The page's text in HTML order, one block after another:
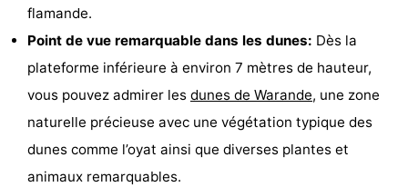
faire
d'intérêt
Musées
Monuments
Points
de
Attractions
flamande.
Point de vue remarquable dans les dunes: Dès la
plateforme inférieure à environ 7 mètres de hauteur,
vous pouvez admirer les dunes de Warande, une zone
naturelle précieuse avec une végétation typique des
dunes comme l’oyat ainsi que diverses plantes et
animaux remarquables.